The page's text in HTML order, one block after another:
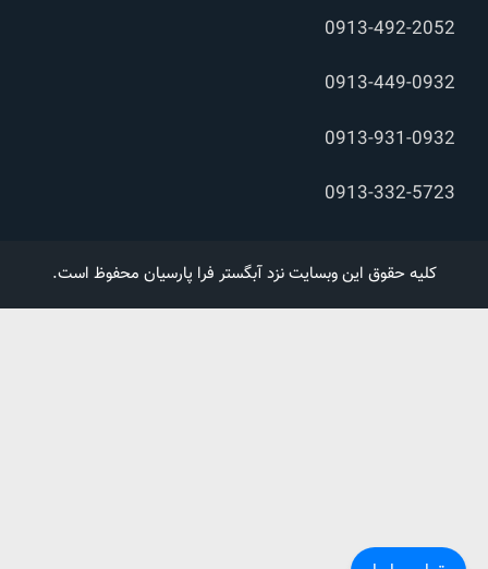
0913-492-2052
0913-449-0932
0913-931-0932
0913-332-5723
کلیه حقوق این وبسایت نزد آبگستر فرا پارسیان محفوظ است.